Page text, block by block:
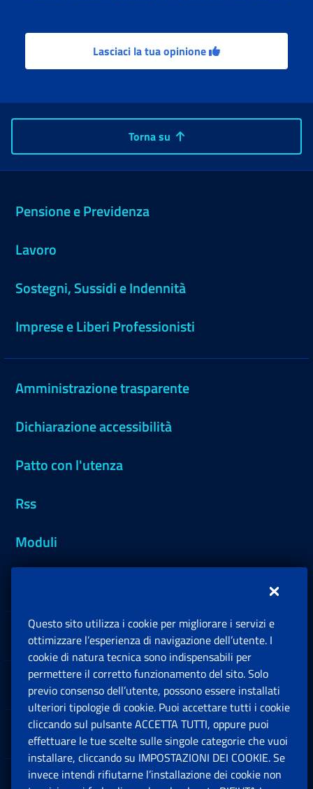
Lasciaci la tua opinione
Torna su
Pensione e Previdenza
Lavoro
Sostegni, Sussidi e Indennità
Imprese e Liberi Professionisti
Amministrazione trasparente
Dichiarazione accessibilità
Patto con l'utenza
Rss
Moduli
Sedi e Contatti
Software
Note Legali
App mobile
Questo sito utilizza i cookie per migliorare i servizi e
ottimizzare l’esperienza di navigazione dell’utente. I
cookie di natura tecnica sono indispensabili per
permettere il corretto funzionamento del sito. Solo
previo consenso dell’utente, possono essere installati
ulteriori tipologie di cookie. Puoi accettare tutti i cookie
cliccando sul pulsante ACCETTA TUTTI, oppure puoi
effettuare le tue scelte sulle singole categorie che vuoi
installare, cliccando su IMPOSTAZIONI DEI COOKIE. Se
invece intendi rifiutarne l’installazione dei cookie non